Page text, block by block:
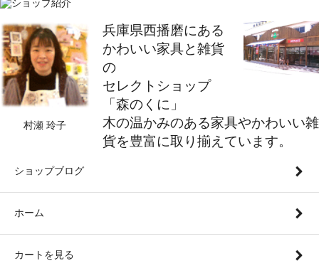
村瀬 玲子
兵庫県西播磨にある
かわいい家具と雑貨
の
セレクトショップ
「森のくに」
木の温かみのある家具やかわいい雑
貨を豊富に取り揃えています。
ショップブログ
ホーム
カートを見る